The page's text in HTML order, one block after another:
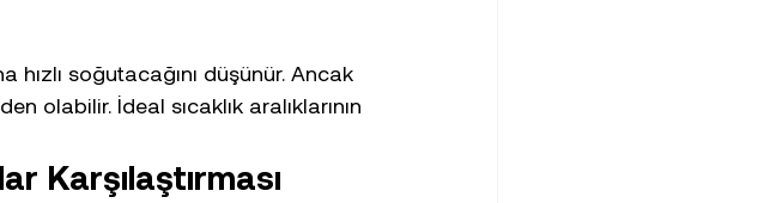
hızlı soğutacağını düşünür. Ancak
olabilir. İdeal sıcaklık aralıklarının
Karşılaştırması